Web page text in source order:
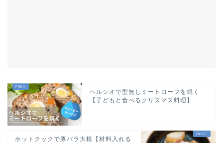
ヘルシオで型無しミートローフを焼く
【子どもと食べるクリスマス料理】
ホットクックで豚バラ大根【材料入れる